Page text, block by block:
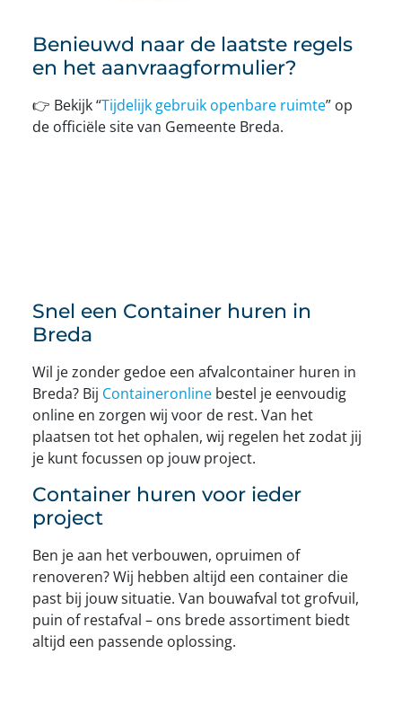
Benieuwd naar de laatste regels
en het aanvraagformulier?
👉 Bekijk “Tijdelijk gebruik openbare ruimte” op
de officiële site van Gemeente Breda.
Snel een Container huren in
Breda
Wil je zonder gedoe een afvalcontainer huren in
Breda? Bij Containeronline bestel je eenvoudig
online en zorgen wij voor de rest. Van het
plaatsen tot het ophalen, wij regelen het zodat jij
je kunt focussen op jouw project.
Container huren voor ieder
project
Ben je aan het verbouwen, opruimen of
renoveren? Wij hebben altijd een container die
past bij jouw situatie. Van bouwafval tot grofvuil,
puin of restafval – ons brede assortiment biedt
altijd een passende oplossing.